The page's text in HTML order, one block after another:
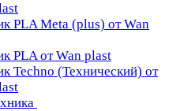
PLA Meta (plus) от Wan
PLA от Wan plast
Techno (Технический) от